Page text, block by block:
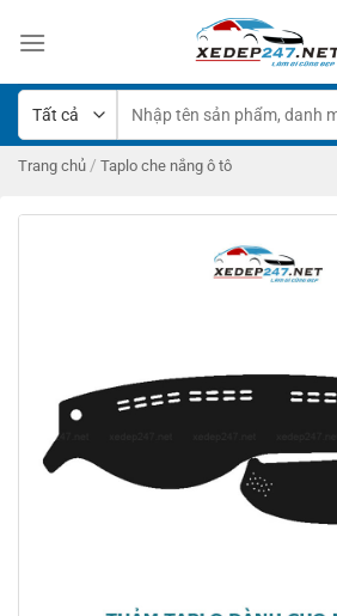
qua
dung
kiếm:
Trang chủ / Taplo che nắng ô tô